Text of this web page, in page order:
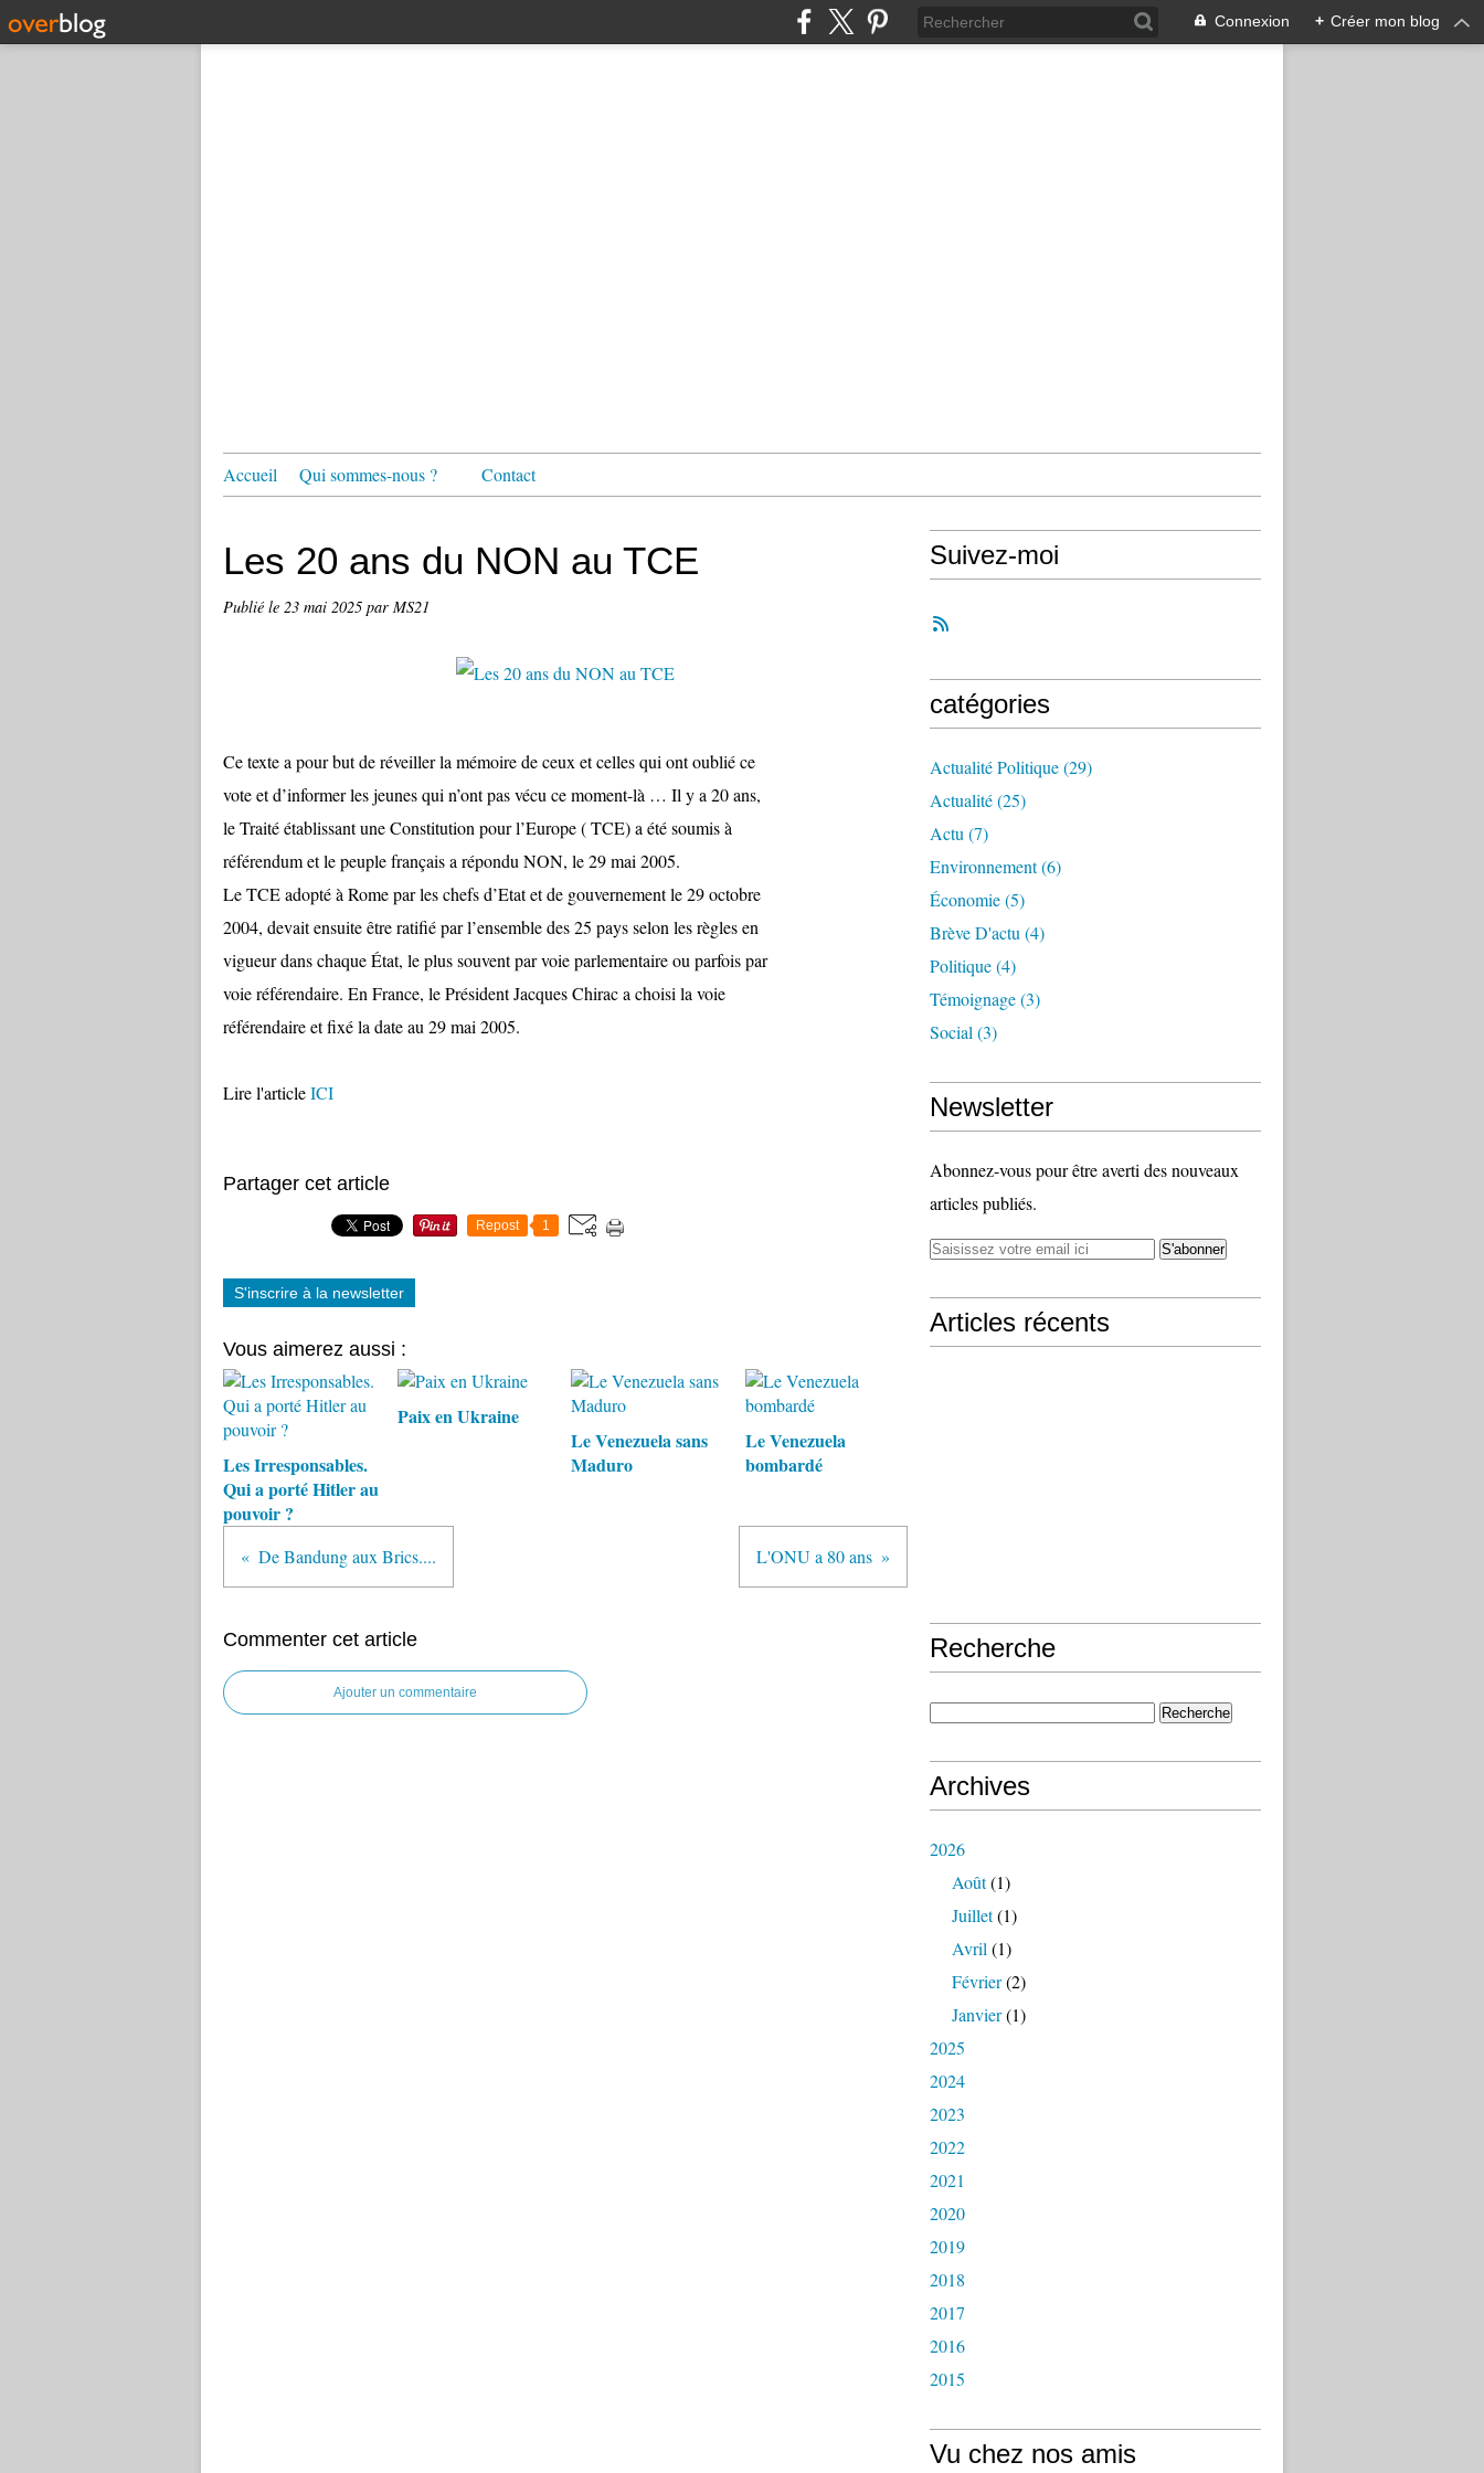
Connexion + Créer mon blog
Accueil Qui sommes-nous ? Contact
Les 20 ans du NON au TCE
Publié le 23 mai 2025 par MS21
Ce texte a pour but de réveiller la mémoire de ceux et celles qui ont oublié ce
vote et d’informer les jeunes qui n’ont pas vécu ce moment-là … Il y a 20 ans,
le Traité établissant une Constitution pour l’Europe ( TCE) a été soumis à
référendum et le peuple français a répondu NON, le 29 mai 2005.
Le TCE adopté à Rome par les chefs d’Etat et de gouvernement le 29 octobre
2004, devait ensuite être ratifié par l’ensemble des 25 pays selon les règles en
vigueur dans chaque État, le plus souvent par voie parlementaire ou parfois par
voie référendaire. En France, le Président Jacques Chirac a choisi la voie
référendaire et fixé la date au 29 mai 2005.
Lire l'articleICI
Partager cet article
Repost 1
S'inscrire à la newsletter
Vous aimerez aussi :
Les Irresponsables.
Qui a porté Hitler au
pouvoir ?
Paix en Ukraine
Le Venezuela sans
Maduro
Le Venezuela
bombardé
De Bandung aux Brics.... L'ONU a 80 ans
Commenter cet article
Ajouter un commentaire
Suivez-moi
catégories
Actualité Politique(29)
Actualité(25)
Actu (7)
Environnement(6)
Économie(5)
Brève D'actu (4)
Politique(4)
Témoignage(3)
Social (3)
Newsletter
Abonnez-vous pour être averti des nouveaux
articles publiés.
Articles récents
Recherche
Archives
2026
Août(1)
Juillet(1)
Avril (1)
Février(2)
Janvier(1)
2025
2024
2023
2022
2021
2020
2019
2018
2017
2016
2015
Vu chez nos amis